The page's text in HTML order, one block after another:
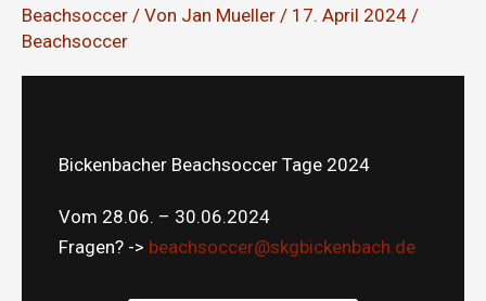
Beachsoccer / Von Jan Mueller / 17. April 2024 /
Beachsoccer
Bickenbacher Beachsoccer Tage 2024
Vom 28.06. – 30.06.2024
Fragen? -> beachsoccer@skgbickenbach.de